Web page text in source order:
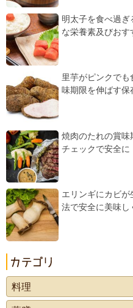
明太子を食べ過ぎ
な栄養素及びおす
里芋がピンクでも
味期限を伸ばす保
焼肉のたれの賞味
チェックで安全に
エリンギにカビが
法で安全に美味し
料理